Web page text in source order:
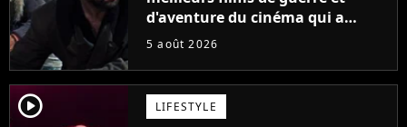
d'aventure du cinéma qui a
connu un succès retentissant à
5 août 2026
player2 LIFESTYLE